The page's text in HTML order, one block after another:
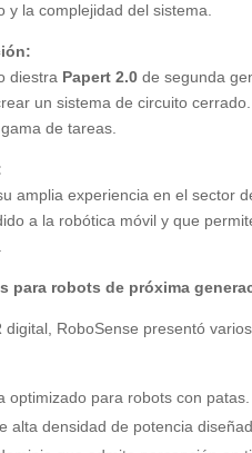
y la complejidad del sistema.
diestra Papert 2.0 de segunda
un sistema de circuito
de tareas.
amplia experiencia en el sector
a la robótica móvil y que
para robots de próxima
RoboSense presentó
optimizado para robots con patas.
alta densidad de potencia